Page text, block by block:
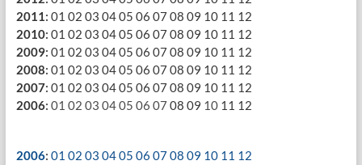
2011: 01 02 03 0405 06 07 08 09 10 11 12
2010: 01 02 03 0405 06 07 08 09 10 11 12
2009: 01 02 03 0405 06 07 08 09 10 11 12
2008: 01 02 03 0405 06 07 08 09 10 11 12
2007: 01 02 03 0405 06 07 08 09 10 11 12
2006: 01 02 03 0405 06 07 08 09 10 11 12
2006: 01 02 03 0405 06 0708 09 10 11 12